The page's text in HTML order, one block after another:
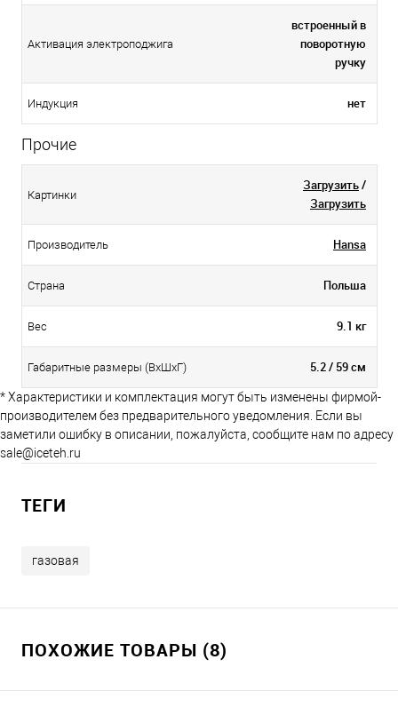
Активация электроподжига
встроенный в
поворотную
ручку
Индукция нет
Прочие
Картинки
Загрузить/
Загрузить
Производитель Hansa
Страна Польша
Вес 9.1 кг
Габаритные размеры (ВхШхГ) 5.2 / 59 см
* Характеристики и комплектация могут быть изменены фирмой-
производителем без предварительного уведомления. Если вы
заметили ошибку в описании, пожалуйста, сообщите нам по адресу
sale@iceteh.ru
ТЕГИ
газовая
ПОХОЖИЕ ТОВАРЫ (8)